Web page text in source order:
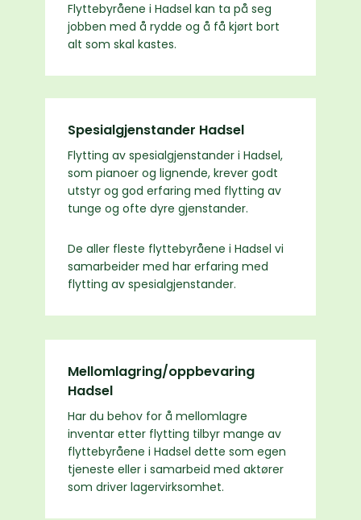
Flyttebyråene i Hadsel kan ta på seg
jobben med å rydde og å få kjørt bort
alt som skal kastes.
Spesialgjenstander Hadsel
Flytting av spesialgjenstander i Hadsel,
som pianoer og lignende, krever godt
utstyr og god erfaring med flytting av
tunge og ofte dyre gjenstander.
De aller fleste flyttebyråene i Hadsel vi
samarbeider med har erfaring med
flytting av spesialgjenstander.
Mellomlagring/oppbevaring
Hadsel
Har du behov for å mellomlagre
inventar etter flytting tilbyr mange av
flyttebyråene i Hadsel dette som egen
tjeneste eller i samarbeid med aktører
som driver lagervirksomhet.